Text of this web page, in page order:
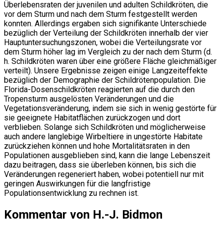
Überlebensraten der juvenilen und adulten Schildkröten, die
vor dem Sturm und nach dem Sturm festgestellt werden
konnten. Allerdings ergaben sich signifikante Unterschiede
bezüglich der Verteilung der Schildkröten innerhalb der vier
Hauptuntersuchungszonen, wobei die Verteilungsrate vor
dem Sturm höher lag im Vergleich zu der nach dem Sturm (d.
h. Schildkröten waren über eine größere Fläche gleichmäßiger
verteilt). Unsere Ergebnisse zeigen einige Langzeiteffekte
bezüglich der Demographie der Schildrötenpopulation. Die
Florida-Dosenschildkröten reagierten auf die durch den
Tropensturm ausgelösten Veränderungen und die
Vegetationsveränderung, indem sie sich in wenig gestörte für
sie geeignete Habitatflächen zurückzogen und dort
verblieben. Solange sich Schildkröten und möglicherweise
auch andere langlebige Wirbeltiere in ungestörte Habitate
zurückziehen können und hohe Mortalitätsraten in den
Populationen ausgeblieben sind, kann die lange Lebenszeit
dazu beitragen, dass sie überleben können, bis sich die
Veränderungen regeneriert haben, wobei potentiell nur mit
geringen Auswirkungen für die langfristige
Populationsentwicklung zu rechnen ist.
Kommentar von H.-J. Bidmon